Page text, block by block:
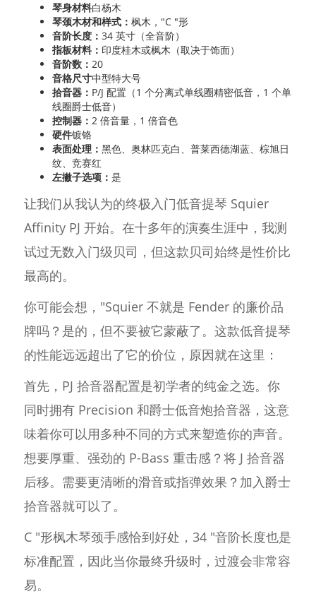
琴身材料白杨木
琴颈木材和样式： 枫木，"C "形
音阶长度： 34 英寸（全音阶）
指板材料： 印度桂木或枫木（取决于饰面）
音阶数： 20
音格尺寸中型特大号
拾音器： P/J 配置（1 个分离式单线圈精密低音，1 个单
线圈爵士低音）
控制器： 2 倍音量，1 倍音色
硬件镀铬
表面处理： 黑色、奥林匹克白、普莱西德湖蓝、棕旭日
纹、竞赛红
左撇子选项： 是
让我们从我认为的终极入门低音提琴 Squier
Affinity PJ 开始。在十多年的演奏生涯中，我测
试过无数入门级贝司，但这款贝司始终是性价比
最高的。
你可能会想，"Squier 不就是 Fender 的廉价品
牌吗？是的，但不要被它蒙蔽了。这款低音提琴
的性能远远超出了它的价位，原因就在这里：
首先，PJ 拾音器配置是初学者的纯金之选。你
同时拥有 Precision 和爵士低音炮拾音器，这意
味着你可以用多种不同的方式来塑造你的声音。
想要厚重、强劲的 P-Bass 重击感？将 J 拾音器
后移。需要更清晰的滑音或指弹效果？加入爵士
拾音器就可以了。
C "形枫木琴颈手感恰到好处，34 "音阶长度也是
标准配置，因此当你最终升级时，过渡会非常容
易。